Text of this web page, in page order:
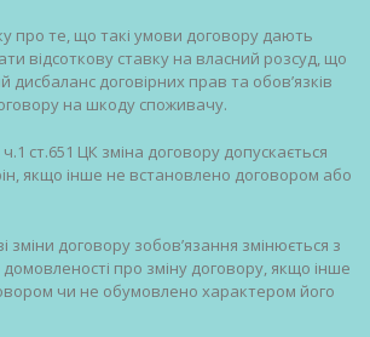
про те, що такі умови договору дають
відсоткову ставку на власний розсуд, що
дисбаланс договірних прав та обов’язків
на шкоду споживачу.
ч.1 ст.651 ЦК зміна договору допускається
якщо інше не встановлено договором або
зміни договору зобов’язання змінюється з
про зміну договору, якщо інше
чи не обумовлено характером його